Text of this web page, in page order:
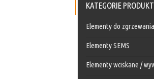
KATEGORIE
Elementy do zgrzewania
Elementy SEMS
Elementy wciskane /